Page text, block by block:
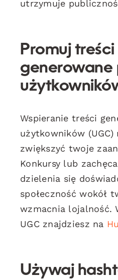
utrzymuje
Promuj treści
generowane
Wspieranie treści
użytkowników (UGC)
zwiększyć twoje
Konkursy lub
dzielenia się
społeczność wokół
wzmacnia lojalność.
UGC znajdziesz na
Używaj